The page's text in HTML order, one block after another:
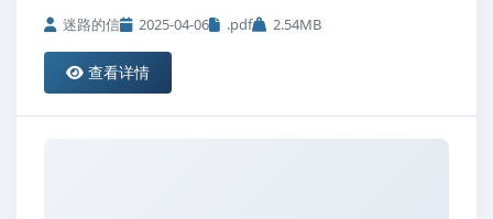
迷路的信 2025-04-06 .pdf 2.54MB
查看详情